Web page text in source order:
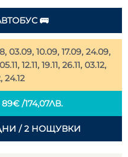
🚌
03.09, 10.09, 17.09, 24.09,
12.11, 19.11, 26.11, 03.12,
24.12
/174,07ЛВ.
/ 2 НОЩУВКИ